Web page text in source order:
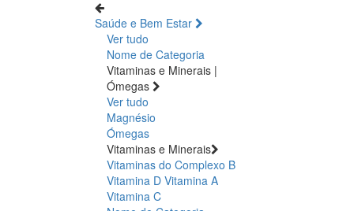
Saúde e Bem Estar
Ver tudo
Nome de Categoria
Vitaminas e Minerais |
Ómegas
Ver tudo
Magnésio
Ómegas
Vitaminas e Minerais
Vitaminas do Complexo B
Vitamina D Vitamina A
Vitamina C